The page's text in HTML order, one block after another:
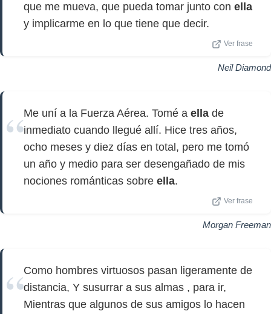
que me mueva, que pueda tomar junto con ella
y implicarme en lo que tiene que decir.
Ver frase
Neil Diamond
Me uní a la Fuerza Aérea. Tomé a ella de
inmediato cuando llegué allí. Hice tres años,
ocho meses y diez días en total, pero me tomó
un año y medio para ser desengañado de mis
nociones románticas sobre ella.
Ver frase
Morgan Freeman
Como hombres virtuosos pasan ligeramente de
distancia, Y susurrar a sus almas , para ir,
Mientras que algunos de sus amigos lo hacen